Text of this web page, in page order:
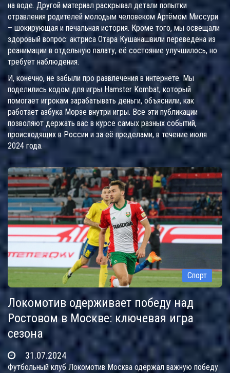
на воде. Другой материал раскрывал детали попытки
отравления родителей молодым человеком Артёмом Миссури
– шокирующая и печальная история. Кроме того, мы освещали
здоровый вопрос: актриса Отара Кушанашвили переведена из
реанимации в отдельную палату, её состояние улучшилось, но
требует наблюдения.
И, конечно, не забыли про развлечения в интернете. Мы
поделились кодом для игры Hamster Kombat, который
помогает игрокам зарабатывать деньги, объяснили, как
работает азбука Морзе внутри игры. Все эти публикации
позволяют держать вас в курсе самых разных событий,
происходящих в России и за её пределами, в течение июля
2024 года.
Спорт
Локомотив одерживает победу над
Ростовом в Москве: ключевая игра
сезона
31.07.2024
Футбольный клуб Локомотив Москва одержал важную победу